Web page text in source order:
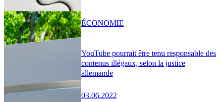
YouTube pourrait être tenu responsable des
contenus illégaux, selon la justice
allemande
03.06.2022
ÉCONOMIE